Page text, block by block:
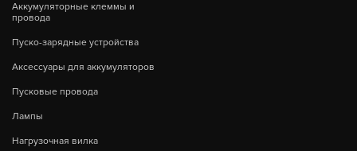
Аккумуляторные клеммы и
провода
Пуско-зарядные устройства
Аксессуары для аккумуляторов
Пусковые провода
Лампы
Нагрузочная вилка